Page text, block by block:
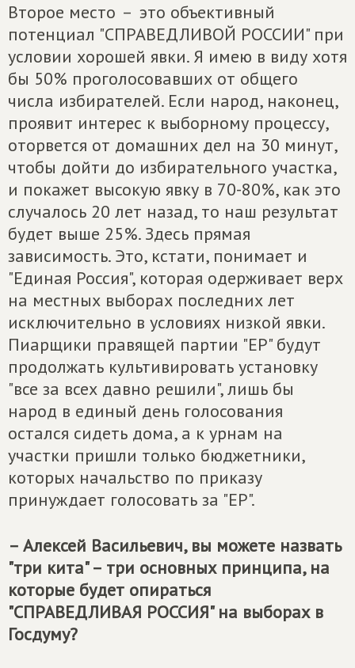
Второе место – это объективный
потенциал "СПРАВЕДЛИВОЙ РОССИИ" при
условии хорошей явки. Я имею в виду хотя
бы 50% проголосовавших от общего
числа избирателей. Если народ, наконец,
проявит интерес к выборному процессу,
оторвется от домашних дел на 30 минут,
чтобы дойти до избирательного участка,
и покажет высокую явку в 70-80%, как это
случалось 20 лет назад, то наш результат
будет выше 25%. Здесь прямая
зависимость. Это, кстати, понимает и
"Единая Россия", которая одерживает верх
на местных выборах последних лет
исключительно в условиях низкой явки.
Пиарщики правящей партии "ЕР" будут
продолжать культивировать установку
"все за всех давно решили", лишь бы
народ в единый день голосования
остался сидеть дома, а к урнам на
участки пришли только бюджетники,
которых начальство по приказу
принуждает голосовать за "ЕР".
– Алексей Васильевич, вы можете назвать
"три кита" – три основных принципа, на
которые будет опираться
"СПРАВЕДЛИВАЯ РОССИЯ" на выборах в
Госдуму?